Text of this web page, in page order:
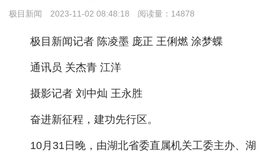
湖北
极目新闻 2023-11-02 08:48:18 阅读量： 14878
极目新闻记者 陈凌墨 庞正 王俐燃 涂梦蝶
通讯员 关杰青 江洋
摄影记者 刘中灿 王永胜
奋进新征程，建功先行区。
10月31日晚，由湖北省委直属机关工委主办、湖